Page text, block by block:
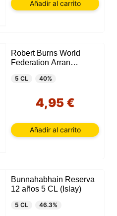
Añadir al carrito
Robert Burns World
Federation Arran
5 CL 40%
4,95 €
Añadir al carrito
Bunnahabhain Reserva
12 años 5 CL (Islay)
5 CL 46.3%